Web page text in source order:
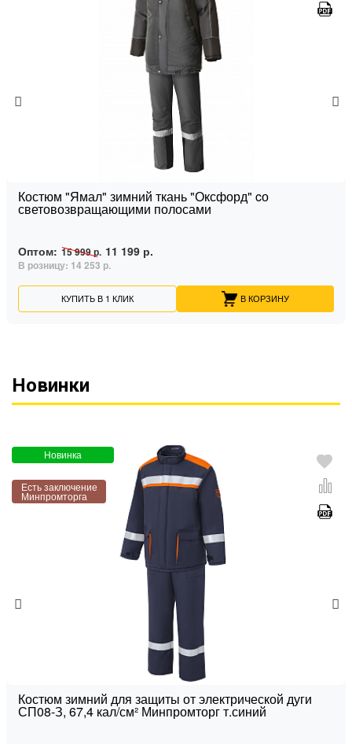
Костюм "Ямал" зимний ткань "Оксфорд" cо
световозвращающими полосами
Оптом: 15 999 р. 11 199 р.
В розницу: 14 253 р.
КУПИТЬ В 1 КЛИК В КОРЗИНУ
Новинки
Новинка
Есть заключение
Минпромторга
Костюм зимний для защиты от электрической дуги
СП08-З, 67,4 кал/см² Минпромторг т.синий